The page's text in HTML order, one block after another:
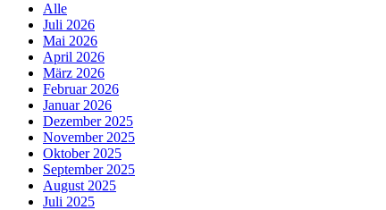
Alle
Juli 2026
Mai 2026
April 2026
März 2026
Februar 2026
Januar 2026
Dezember 2025
November 2025
Oktober 2025
September 2025
August 2025
Juli 2025